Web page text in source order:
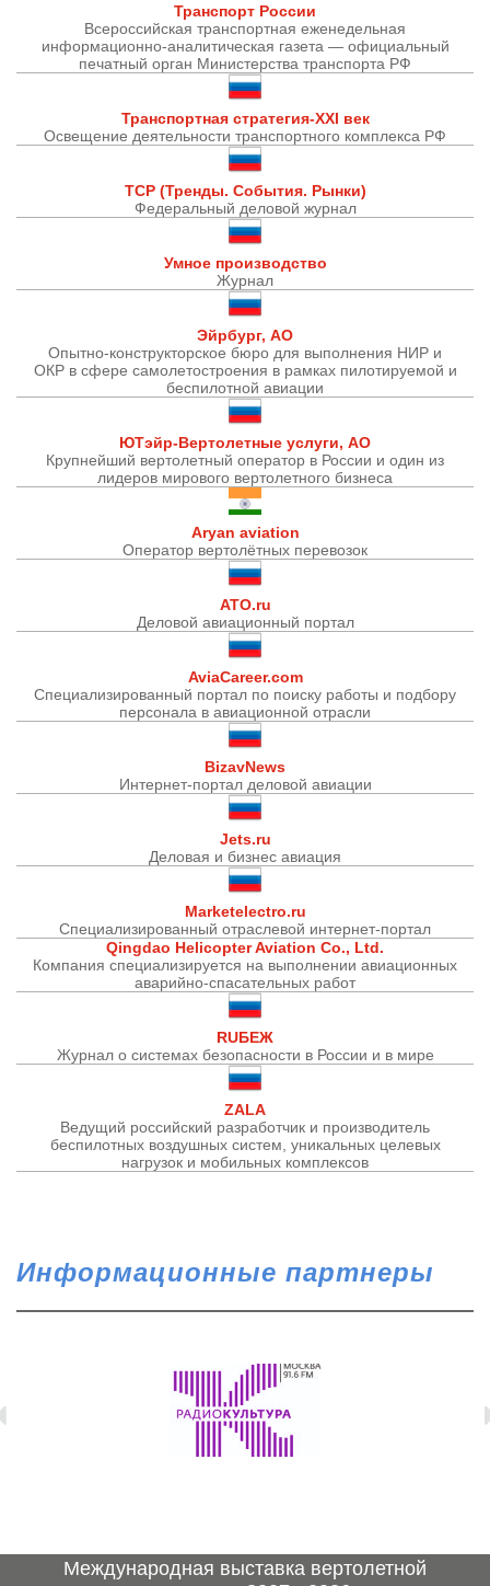
Транспорт России
Всероссийская транспортная еженедельная
информационно-аналитическая газета — официальный
печатный орган Министерства транспорта РФ
Транспортная стратегия-XXI век
Освещение деятельности транспортного комплекса РФ
ТСР (Тренды. События. Рынки)
Федеральный деловой журнал
Умное производство
Журнал
Эйрбург, АО
Опытно-конструкторское бюро для выполнения НИР и
ОКР в сфере самолетостроения в рамках пилотируемой и
беспилотной авиации
ЮТэйр-Вертолетные услуги, АО
Крупнейший вертолетный оператор в России и один из
лидеров мирового вертолетного бизнеса
Aryan aviation
Оператор вертолётных перевозок
ATO.ru
Деловой авиационный портал
AviaCareer.com
Специализированный портал по поиску работы и подбору
персонала в авиационной отрасли
BizavNews
Интернет-портал деловой авиации
Jets.ru
Деловая и бизнес авиация
Marketelectro.ru
Cпециализированный отраслевой интернет-портал
Qingdao Helicopter Aviation Co., Ltd.
Компания специализируется на выполнении авиационных
аварийно-спасательных работ
RUБЕЖ
Журнал о системах безопасности в России и в мире
ZALA
Ведущий российский разработчик и производитель
беспилотных воздушных систем, уникальных целевых
нагрузок и мобильных комплексов
Информационные партнеры
Международная выставка вертолетной